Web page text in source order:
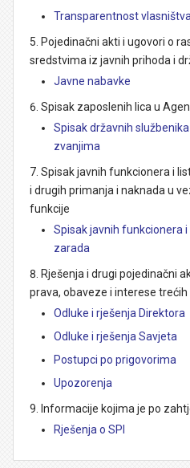
Transparentnost vlasništva
Pojedinačni akti i ugovori o
sredstvima iz javnih prihoda i
Javne nabavke
Spisak zaposlenih lica u
Spisak državnih
zvanjima
Spisak javnih funkcionera i
i drugih primanja i naknada u
funkcije
Spisak javnih funkcionera
zarada
Rješenja i drugi pojedinačni
prava, obaveze i interese trećih
Odluke i rješenja Direktora
Odluke i rješenja Savjeta
Postupci po prigovorima
Upozorenja
Informacije kojima je po
Rješenja o SPI